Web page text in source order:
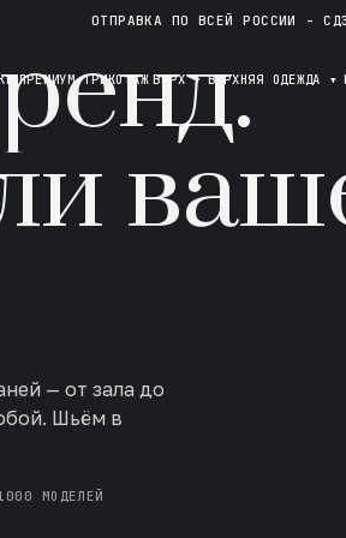
ОТПРАВКА ПО ВСЕЙ РОССИИ -
ПРЕМИУМ ТРИКОТАЖ ВЕРХ▾ ВЕРХНЯЯ ОДЕЖДА ▾
— от зала до
Шьём в
МОДЕЛЕЙ